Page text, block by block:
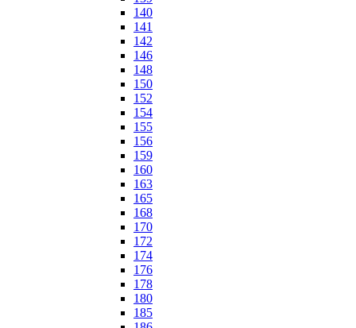
140
141
142
146
148
150
152
154
155
156
159
160
163
165
168
170
172
174
176
178
180
185